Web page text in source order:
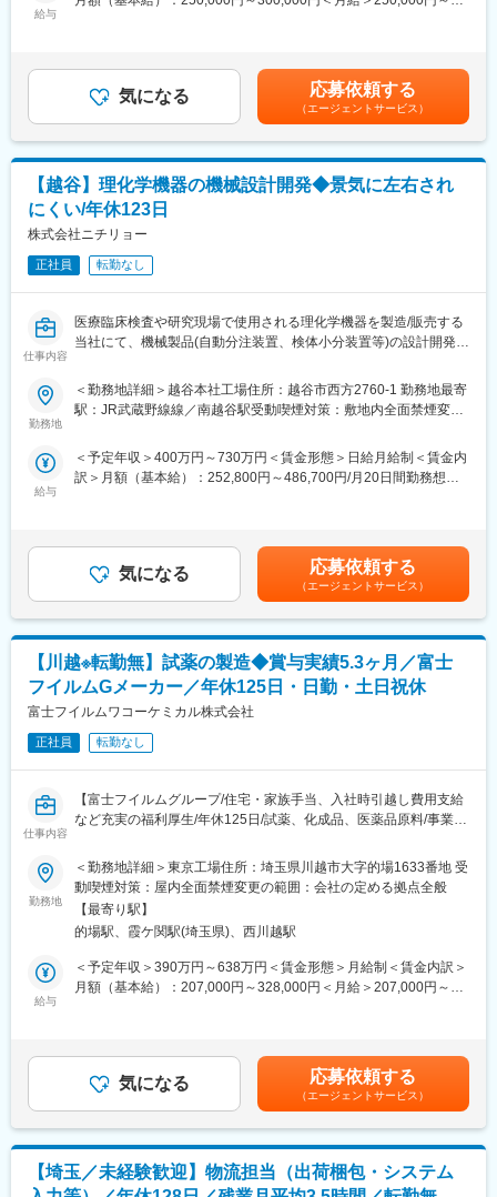
医療機関から依頼され1日30数万もの検体検査を手掛ける臨床検
査大手企業です。全国の基幹病院やクリニック等医療機関よりお
預かりする検査領域は4,000項目以上。臨床検査事業を中心に医療
の向上に努め特殊検査・研究検査までを網羅する総合ラボとして
設立以来高い評価を得ています。
さらに、臨床検査事業の他にも医療情報システム事業（電子カル
テ）など「医療」×「情報」の未来を創る企業として人と健康に貢
献をしていきます。
変更の範囲：会社の定める業務
■教育体制：
OJTとして先輩社員に指導いただきます。独り立ちが可能になる
実際に、ブランクがある方や未経験の方も活躍されております。
■当社について：
医療機関から依頼され1日30数万もの検体検査を手掛ける臨床検
査大手企業です。全国の基幹病院やクリニック等医療機関よりお
預かりする検査領域は4,000項目以上。臨床検査事業を中心に医療
の向上に努め特殊検査・研究検査までを網羅する総合ラボとして
設立以来高い評価を得ています。
さらに、臨床検査事業の他にも医療情報システム事業（電子カル
テ）など「医療」×「情報」の未来を創る企業として人と健康に貢
給与
気になる 応募依頼する
（エージェントサービス）
【越谷】理化学機器の機械設計開発◆景気に左右され
にくい/年休123日
株式会社ニチリョー
正社員 転勤なし
仕事内容
医療臨床検査や研究現場で使用される理化学機器を製造/販売する
当社にて、機械製品(自動分注装置、検体小分装置等)の設計開発を
ご経験に応じてお客様へのヒアリング・仕様書作成から組立まで
お任せします。
・オリジナル、OEM、カスタマイズ製品の設計・開発業務（分注
装置、搬送装置等）
＜製造業務＞
・組立て及び配線作業等
・装置の納品、設置、立ち上げのフォロー等
■業務で使用するツール
・Excel・WORD・OUTLOOK・ボール盤・フライス盤・一般工
■開発の流れ
て ⇒ 検証 ⇒ レビュー ⇒ 出荷検査 ⇒ 出荷 ⇒ 現地
設置作業
■開発案件（1人当たり）
1～3機種
■開発期間
約6ヵ月～1年
■組織体制
・設計から組立、納品まで一貫して携われるため、設計以外のス
キルも習得可能です。
・当社の製品は、医療関連、環境モニタリング、さらには研究開
で使われることにより、医療の発展や人々の生活を支えることに
繋がるため、社会に貢献しているという実感が大きなやりがいと
なります。
勤務地
＜勤務地詳細＞越谷本社工場住所：越谷市西方2760-1 勤務地最寄
駅：JR武蔵野線線／南越谷駅受動喫煙対策：敷地内全面禁煙変更
給与
＜予定年収＞400万円～730万円＜賃金形態＞日給月給制＜賃金内
訳＞月額（基本給）：252,800円～486,700円/月20日間勤務想定
486,700円/月残業代：管理監督者のため支給無賞与実績：有※年収
は経験・スキルを考慮の上、決定いたします賃金はあくまでも目
安の金額であり、選考を通じて上下する可能性があります。月給
(月額)は固定手当を含めた表記です。
気になる 応募依頼する
（エージェントサービス）
【川越※転勤無】試薬の製造◆賞与実績5.3ヶ月／富士
フイルムGメーカー／年休125日・日勤・土日祝休
富士フイルムワコーケミカル株式会社
正社員 転勤なし
仕事内容
【富士フイルムグループ/住宅・家族手当、入社時引越し費用支給
など充実の福利厚生/年休125日/試薬、化成品、医薬品原料/事業拡
富士フイルムグループの一員であり、主に試薬や化学品の製造・
販売を行っている弊社にて汎用品から特殊品まで試薬の製造全般
業務を幅広く担当い
ただきます。1つの製品を自身の手でつくり上げるやりがいと達成
感のある業務です。
■業務内容:
・1日の製造スケジュール確認を行い、包材在庫確認や設備の点検
を実施。同時に次週の生産計画の立案。生産品目は多種多様で1日
・各種試薬調液
・各種試薬精製業務
勤務地
＜勤務地詳細＞東京工場住所：埼玉県川越市大字的場1633番地 受
動喫煙対策：屋内全面禁煙変更の範囲：会社の定める拠点全般
【最寄り駅】
的場駅、霞ケ関駅(埼玉県)、西川越駅
給与
＜予定年収＞390万円～638万円＜賃金形態＞月給制＜賃金内訳＞
月額（基本給）：207,000円～328,000円＜月給＞207,000円～
(月給27万円＋賞与＋世帯手当＋借家補助＋扶養手当)717万円/40
歳(月給35万4千円＋賞与＋世帯手当＋借家補助＋扶養手当)賃金は
あくまでも目安の金額であり、選考を通じて上下する可能性があ
ります。月給(月額)は固定手当を含めた表記です。
気になる 応募依頼する
（エージェントサービス）
【埼玉／未経験歓迎】物流担当（出荷梱包・システム